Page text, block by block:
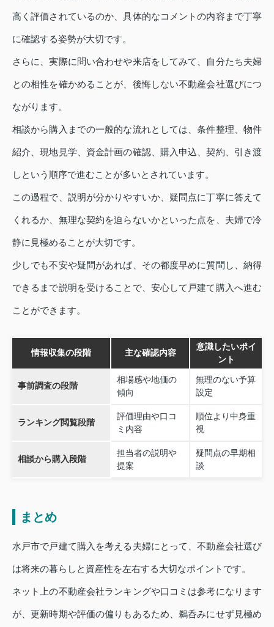
高く評価されているのか、具体的なコメントの内容まで丁寧
に確認する姿勢が大切です。
さらに、実際に問い合わせや来店をしてみて、自分たち夫婦
との相性を確かめることが、後悔しない不動産会社選びにつ
ながります。
相談から購入までの一般的な流れとしては、条件整理、物件
紹介、現地見学、資金計画の確認、購入申込、契約、引き渡
しという順序で進むことが多いとされています。
この過程で、説明が分かりやすいか、疑問点に丁寧に答えて
くれるか、無理な契約を迫らないかといった点を、夫婦で冷
静に見極めることが大切です。
少しでも不安や疑問があれば、その都度早めに質問し、納得
できるまで説明を受けることで、安心して戸建て購入へ進む
ことができます。
情報収集の段階 主な確認内容
意識したいポイ
ント
事前調査の段階
相場感や地価の
傾向
無理のない予算
設定
ランキング閲覧段階
評価理由や口コ
ミ内容
順位より中身重
視
相談から購入段階
担当者の説明や
提案
疑問点の早期相
談
まとめ
水戸市で戸建て購入を考える夫婦にとって、不動産会社選び
は将来の暮らしと資産性を左右する大切なポイントです。
ネット上の不動産会社ランキングや口コミは参考になります
が、更新時期や評価の偏りもあるため、鵜呑みにせず見極め